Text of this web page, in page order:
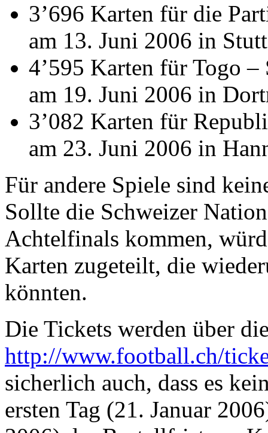
3’696 Karten für die
am 13. Juni 2006 in
4’595 Karten für Togo –
am 19. Juni 2006 in
3’082 Karten für
am 23. Juni 2006 in
Für andere Spiele sind
Sollte die Schweizer
Achtelfinals kommen,
Karten zugeteilt, die
könnten.
Die Tickets werden über
http://www.football.ch/
sicherlich auch, dass es
ersten Tag (21. Januar